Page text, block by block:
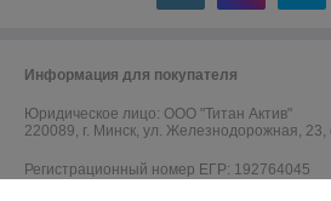
Информация для покупателя
Юридическое лицо: ООО "Титан Актив"
220089, г. Минск, ул. Железнодорожная, 23,
Регистрационный номер ЕГР: 192764045